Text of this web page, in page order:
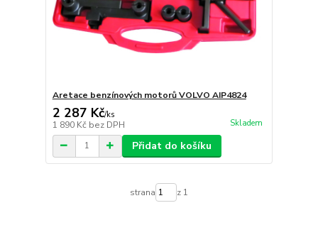
Aretace benzínových motorů VOLVO AIP4824
2 287 Kč/ks
1 890 Kč bez DPH Skladem
Přidat do košíku
strana z 1